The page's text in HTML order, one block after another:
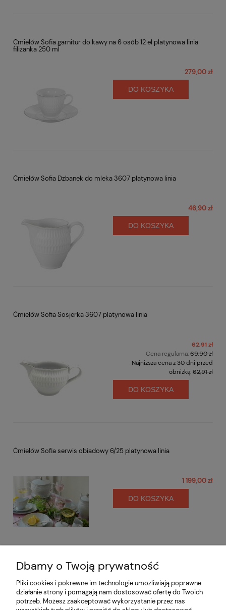
Ćmielów Sofia garnitur do kawy na 6 osób 12 el platynowa linia
filiżanka 250 ml
279,00 zł
DO KOSZYKA
Ćmielów Sofia Dzbanek do mleka 3607 platynowa linia
46,90 zł
DO KOSZYKA
Ćmielów Sofia Sosjerka 3607 platynowa linia
62,91 zł
Cena regularna:69,90 zł
Najniższa cena z 30 dni przed
obniżką:62,91 zł
DO KOSZYKA
Ćmielów Sofia serwis obiadowy 6/25 platynowa linia
1 199,00 zł
DO KOSZYKA
Opinie o produkcie (0)
Dbamy o Twoją prywatność
Pliki cookies i pokrewne im technologie umożliwiają poprawne
działanie strony i pomagają nam dostosować ofertę do Twoich
potrzeb. Możesz zaakceptować wykorzystanie przez nas